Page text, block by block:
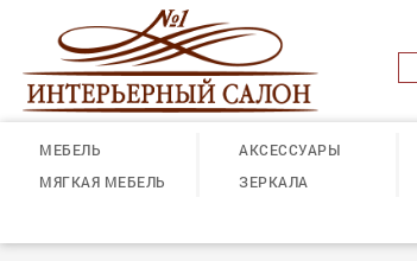
МЕБЕЛЬ
МЯГКАЯ МЕБЕЛЬ
АКСЕССУАРЫ
ЗЕРКАЛА